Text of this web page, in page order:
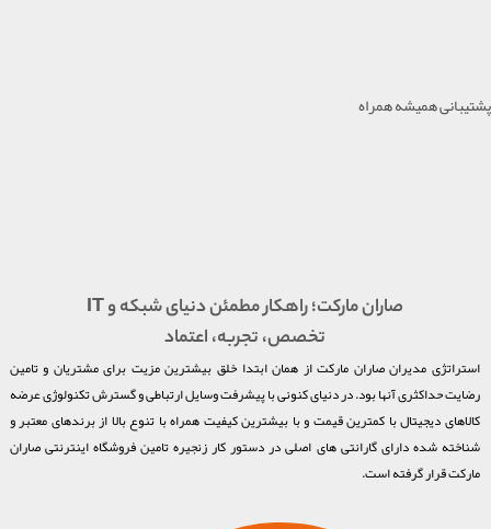
پشتیبانی همیشه همراه
صاران مارکت؛ راهکار مطمئن دنیای شبکه و IT
تخصص، تجربه، اعتماد
استراتژی مدیران صاران مارکت از همان ابتدا خلق بیشترین مزیت برای مشتریان و تامین
رضایت حداکثری آنها بود. در دنیای کنونی با پیشرفت وسایل ارتباطی و گسترش تکنولوژی عرضه
کالاهای دیجیتال با کمترین قیمت و با بیشترین کیفیت همراه با تنوع بالا از برندهای معتبر و
شناخته شده دارای گارانتی های اصلی در دستور کار زنجیره تامین فروشگاه اینترنتی صاران
مارکت قرار گرفته است.